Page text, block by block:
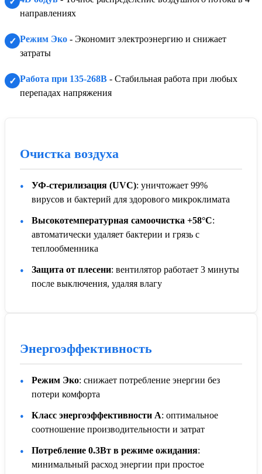
направлениях
✓ Режим Эко - Экономит электроэнергию и снижает
затраты
✓ Работа при 135-268В - Стабильная работа при любых
перепадах напряжения
Очистка воздуха
УФ-стерилизация (UVC): уничтожает 99%
вирусов и бактерий для здорового микроклимата
Высокотемпературная самоочистка +58°C:
автоматически удаляет бактерии и грязь с
теплообменника
Защита от плесени: вентилятор работает 3 минуты
после выключения, удаляя влагу
Энергоэффективность
Режим Эко: снижает потребление энергии без
потери комфорта
Класс энергоэффективности A: оптимальное
соотношение производительности и затрат
Потребление 0.3Вт в режиме ожидания:
минимальный расход энергии при простое